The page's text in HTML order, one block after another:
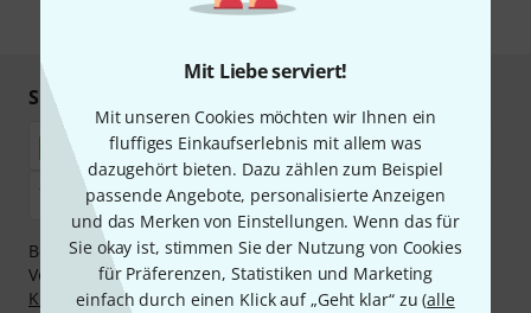
Mit Liebe serviert!
Mit unseren Cookies möchten wir Ihnen ein
fluffiges Einkaufserlebnis mit allem was
dazugehört bieten. Dazu zählen zum Beispiel
passende Angebote, personalisierte Anzeigen
und das Merken von Einstellungen. Wenn das für
Sie okay ist, stimmen Sie der Nutzung von Cookies
für Präferenzen, Statistiken und Marketing
einfach durch einen Klick auf „Geht klar“ zu (alle
* Pflichtfeld
Sicher einkaufen & bezahlen
Bezahlen Sie vertraulich und sicher per Nachnahme,
Vorkasse, PayPal, Amazon Pay,Klarna Sofort bezahlen
Klarna Ratenzahlungoder Kreditkarte.